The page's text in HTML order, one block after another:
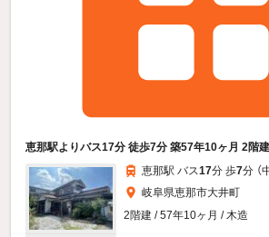
恵那駅よりバス17分 徒歩7分 築57年10ヶ月 2階
恵那駅 バス17分 歩7分 （
岐阜県恵那市大井町
2階建 / 57年10ヶ月 / 木造